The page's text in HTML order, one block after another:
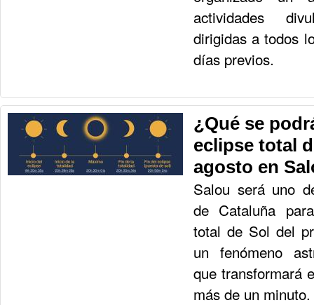
actividades
dirigidas a todos
días previos.
¿Qué se
eclipse total
agosto en
Salou será uno
de Cataluña
total de Sol del
un fenómeno
que transformará
más de un minuto.